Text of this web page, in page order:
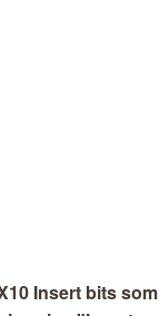
Insert bits som